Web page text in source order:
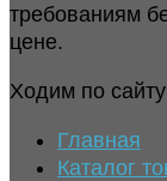
требованиям
цене.
Ходим по сайту
Главная
Каталог